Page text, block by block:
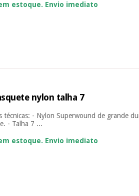
estoque. Envio imediato
nylon talha 7
técnicas: - Nylon Superwound de grande
- Talha 7 ...
estoque. Envio imediato